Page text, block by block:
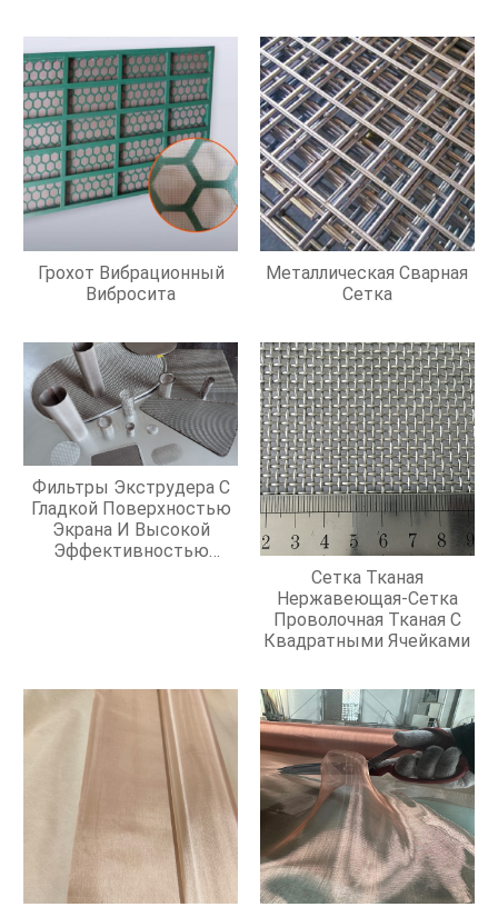
Грохот Вибрационный
Вибросита
Металлическая Сварная
Сетка
Фильтры Экструдера С
Гладкой Поверхностью
Экрана И Высокой
Эффективностью
Сетка Тканая
Нержавеющая-Сетка
Проволочная Тканая С
Квадратными Ячейками